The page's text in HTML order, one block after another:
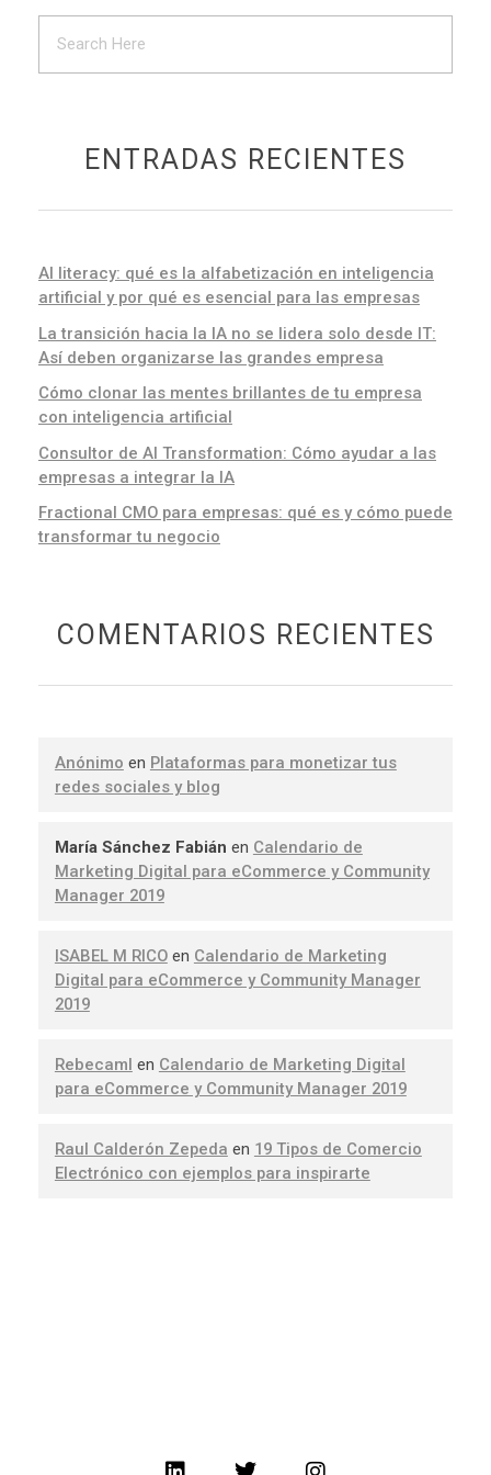
ENTRADAS RECIENTES
AI literacy: qué es la alfabetización en inteligencia
artificial y por qué es esencial para las empresas
La transición hacia la IA no se lidera solo desde IT:
Así deben organizarse las grandes empresa
Cómo clonar las mentes brillantes de tu empresa
con inteligencia artificial
Consultor de AI Transformation: Cómo ayudar a las
empresas a integrar la IA
Fractional CMO para empresas: qué es y cómo puede
transformar tu negocio
COMENTARIOS RECIENTES
Anónimo en Plataformas para monetizar tus
redes sociales y blog
María Sánchez Fabián en Calendario de
Marketing Digital para eCommerce y Community
Manager 2019
ISABEL M RICOen Calendario de Marketing
Digital para eCommerce y Community Manager
2019
Rebecaml en Calendario de Marketing Digital
para eCommerce y Community Manager 2019
Raul Calderón Zepeda en 19 Tipos de Comercio
Electrónico con ejemplos para inspirarte